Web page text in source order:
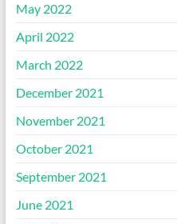
May 2022
April 2022
March 2022
December 2021
November 2021
October 2021
September 2021
June 2021